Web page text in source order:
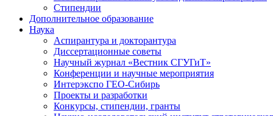
Стипендии
Дополнительное образование
Наука
Аспирантура и докторантура
Диссертационные советы
Научный журнал «Вестник СГУГиТ»
Конференции и научные мероприятия
Интерэкспо ГЕО-Сибирь
Проекты и разработки
Конкурсы, стипендии, гранты